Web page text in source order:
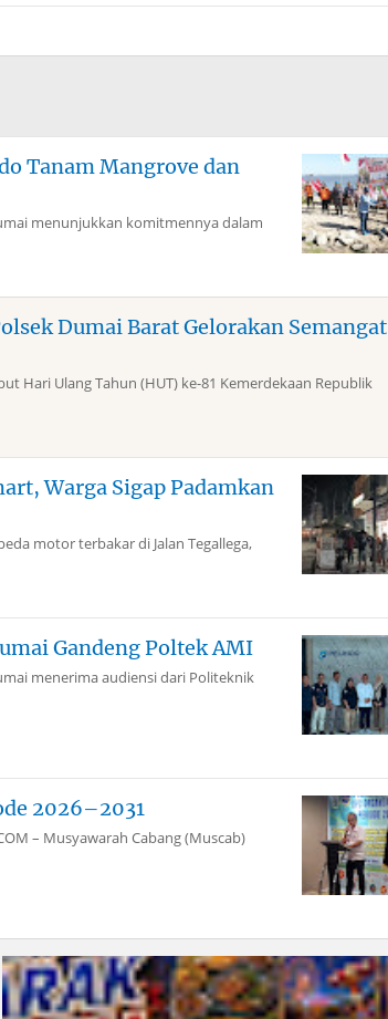
Tanam Mangrove dan
menunjukkan komitmennya dalam
Dumai Barat Gelorakan Semangat
Hari Ulang Tahun (HUT) ke-81 Kemerdekaan Republik
Warga Sigap Padamkan
motor terbakar di Jalan Tegallega,
Gandeng Poltek AMI
menerima audiensi dari Politeknik
2026–2031
– Musyawarah Cabang (Muscab)